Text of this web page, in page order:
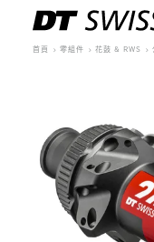
首頁 零組件 花鼓 & RWS